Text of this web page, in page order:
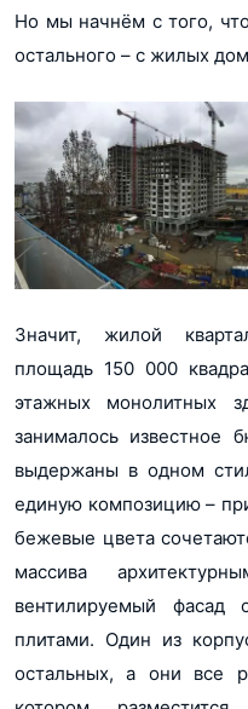
Но мы начнём с того,
остального – с жилых
Значит, жилой
площадь 150 000
этажных монолитных
занималось известное
выдержаны в одном
единую композицию –
бежевые цвета
массива
вентилируемый фасад
плитами. Один из
остальных, а они все